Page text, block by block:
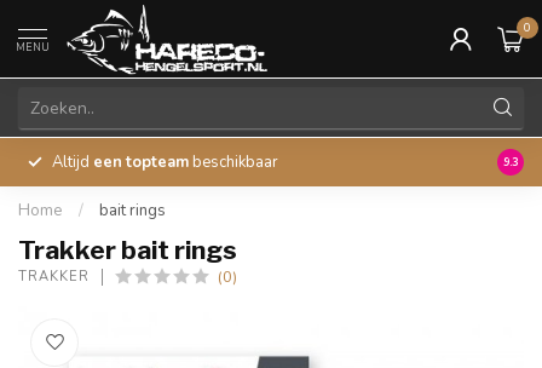
MENU
0
Altijd een topteam beschikbaar 45
9.3
Home / bait rings
Trakker bait rings
TRAKKER (0)